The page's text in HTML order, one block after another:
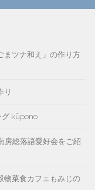
まツナ和え」の作り方
り
グ kūpono
総落語愛好会をご紹
物菜食カフェもみじの